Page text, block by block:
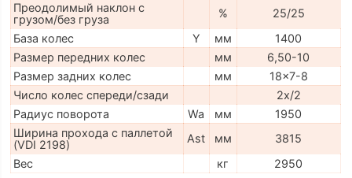
Преодолимый наклон с
грузом/без груза
%
25/25
База колес
Y мм
1400
Размер передних колес
мм
6,50-10
Размер задних колес
мм
18x7-8
Число колес спереди/сзади
2x/2
Радиус поворота
Wa мм
1950
Ширина прохода с паллетой
(VDI 2198)
Ast мм
3815
Вес
кг 2950